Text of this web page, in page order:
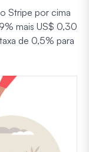
Stripe por cima
mais US$ 0,30
de 0,5% para